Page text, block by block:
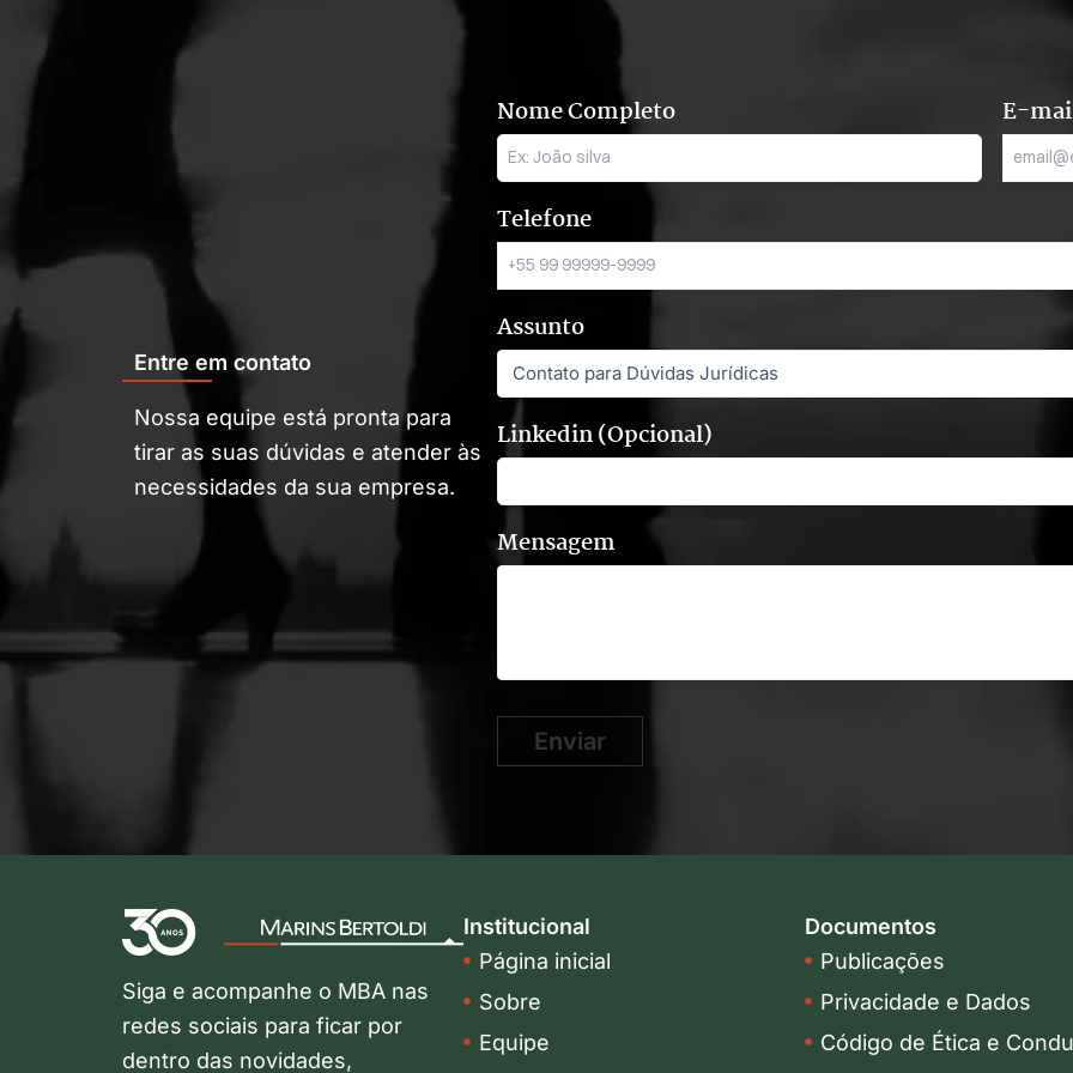
Entre em contato
Nossa equipe está pronta para
tirar as suas dúvidas e atender às
necessidades da sua empresa.
Nome Completo E-
Telefone
Assunto
Linkedin (Opcional)
Mensagem
Enviar
Siga e acompanhe o MBA nas
redes sociais para ficar por
dentro das novidades,
Institucional
Página inicial
Sobre
Equipe
Documentos
Publicações
Privacidade e Dados
Código de Ética e